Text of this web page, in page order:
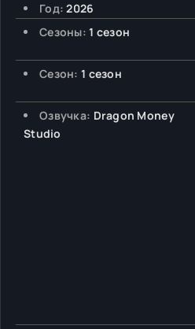
Год: 2026
Сезоны: 1 сезон
Сезон: 1 сезон
Озвучка: Dragon Money
Studio